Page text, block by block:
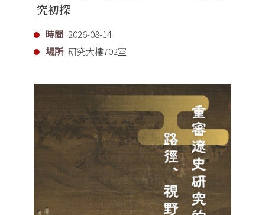
究初探
時間 2026-08-14
場所 研究大樓702室